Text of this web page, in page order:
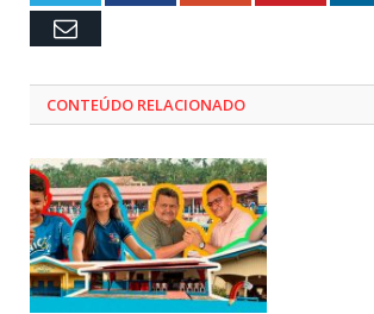
Email
CONTEÚDO RELACIONADO